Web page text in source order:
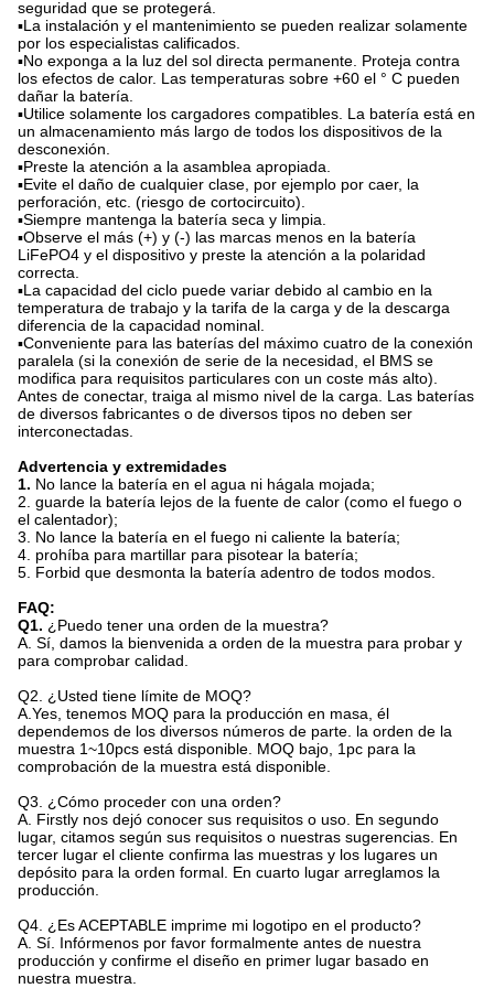
seguridad que se protegerá.
▪La instalación y el mantenimiento se pueden realizar solamente
por los especialistas calificados.
▪No exponga a la luz del sol directa permanente. Proteja contra
los efectos de calor. Las temperaturas sobre +60 el ° C pueden
dañar la batería.
▪Utilice solamente los cargadores compatibles. La batería está en
un almacenamiento más largo de todos los dispositivos de la
desconexión.
▪Preste la atención a la asamblea apropiada.
▪Evite el daño de cualquier clase, por ejemplo por caer, la
perforación, etc. (riesgo de cortocircuito).
▪Siempre mantenga la batería seca y limpia.
▪Observe el más (+) y (-) las marcas menos en la batería
LiFePO4 y el dispositivo y preste la atención a la polaridad
correcta.
▪La capacidad del ciclo puede variar debido al cambio en la
temperatura de trabajo y la tarifa de la carga y de la descarga
diferencia de la capacidad nominal.
▪Conveniente para las baterías del máximo cuatro de la conexión
paralela (si la conexión de serie de la necesidad, el BMS se
modifica para requisitos particulares con un coste más alto).
Antes de conectar, traiga al mismo nivel de la carga. Las baterías
de diversos fabricantes o de diversos tipos no deben ser
interconectadas.
Advertencia y extremidades
1. No lance la batería en el agua ni hágala mojada;
2. guarde la batería lejos de la fuente de calor (como el fuego o
el calentador);
3. No lance la batería en el fuego ni caliente la batería;
4. prohíba para martillar para pisotear la batería;
5. Forbid que desmonta la batería adentro de todos modos.
FAQ:
Q1. ¿Puedo tener una orden de la muestra?
A. Sí, damos la bienvenida a orden de la muestra para probar y
para comprobar calidad.
Q2. ¿Usted tiene límite de MOQ?
A.Yes, tenemos MOQ para la producción en masa, él
dependemos de los diversos números de parte. la orden de la
muestra 1~10pcs está disponible. MOQ bajo, 1pc para la
comprobación de la muestra está disponible.
Q3. ¿Cómo proceder con una orden?
A. Firstly nos dejó conocer sus requisitos o uso. En segundo
lugar, citamos según sus requisitos o nuestras sugerencias. En
tercer lugar el cliente confirma las muestras y los lugares un
depósito para la orden formal. En cuarto lugar arreglamos la
producción.
Q4. ¿Es ACEPTABLE imprime mi logotipo en el producto?
A. Sí. Infórmenos por favor formalmente antes de nuestra
producción y confirme el diseño en primer lugar basado en
nuestra muestra.